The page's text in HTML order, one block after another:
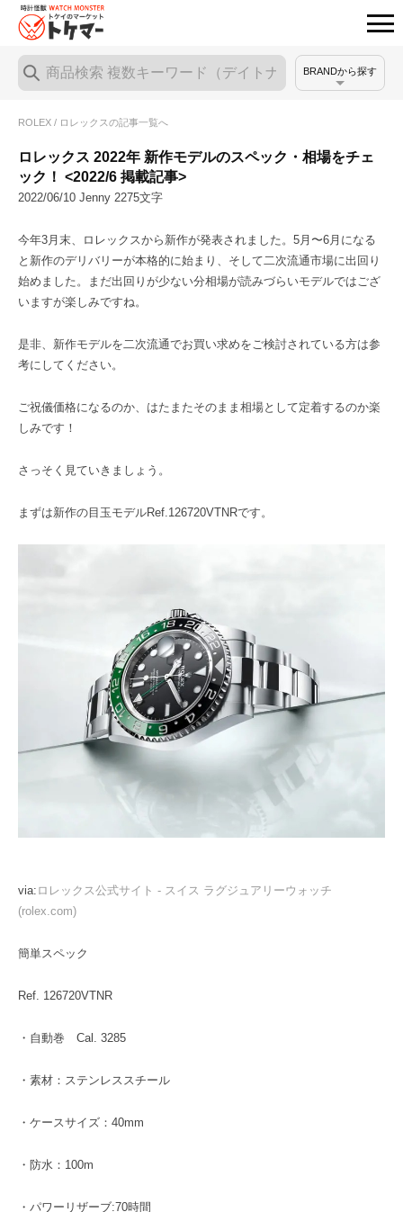
BRANDから探す
ROLEX / ロレックスの記事一覧へ
ロレックス 2022年 新作モデルのスペック・相場をチェ
ック！ <2022/6 掲載記事>
2022/06/10 Jenny 2275文字
今年3月末、ロレックスから新作が発表されました。5月〜6月になる
と新作のデリバリーが本格的に始まり、そして二次流通市場に出回り
始めました。まだ出回りが少ない分相場が読みづらいモデルではござ
いますが楽しみですね。
是非、新作モデルを二次流通でお買い求めをご検討されている方は参
考にしてください。
ご祝儀価格になるのか、はたまたそのまま相場として定着するのか楽
しみです！
さっそく見ていきましょう。
まずは新作の目玉モデルRef.126720VTNRです。
via: ロレックス公式サイト - スイス ラグジュアリーウォッチ
(rolex.com)
簡単スペック
Ref. 126720VTNR
・自動巻 Cal. 3285
・素材：ステンレススチール
・ケースサイズ：40mm
・防水：100m
・パワーリザーブ:70時間